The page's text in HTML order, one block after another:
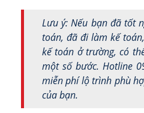
Lưu ý: Nếu bạn đã tốt
toán, đã đi làm kế
kế toán ở trường, có
một số bước. Hotline
miễn phí lộ trình phù
của bạn.